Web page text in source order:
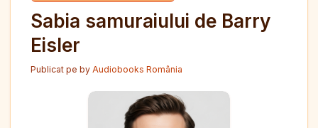
Sabia samuraiului de Barry
Eisler
Publicat pe by Audiobooks România